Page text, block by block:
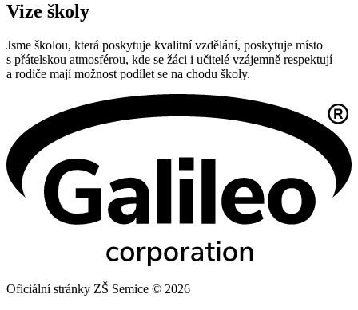
Vize školy
Jsme školou, která poskytuje kvalitní vzdělání, poskytuje místo
s přátelskou atmosférou, kde se žáci i učitelé vzájemně respektují
a rodiče mají možnost podílet se na chodu školy.
Oficiální stránky ZŠ Semice © 2026